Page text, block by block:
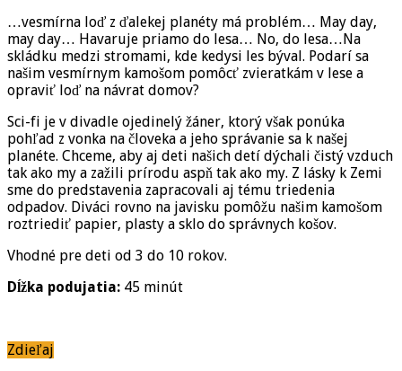
…vesmírna loď z ďalekej planéty má problém… May day,
may day… Havaruje priamo do lesa… No, do lesa…Na
skládku medzi stromami, kde kedysi les býval. Podarí sa
našim vesmírnym kamošom pomôcť zvieratkám v lese a
opraviť loď na návrat domov?
Sci-fi je v divadle ojedinelý žáner, ktorý však ponúka
pohľad z vonka na človeka a jeho správanie sa k našej
planéte. Chceme, aby aj deti našich detí dýchali čistý vzduch
tak ako my a zažili prírodu aspň tak ako my. Z lásky k Zemi
sme do predstavenia zapracovali aj tému triedenia
odpadov. Diváci rovno na javisku pomôžu našim kamošom
roztriediť papier, plasty a sklo do správnych košov.
Vhodné pre deti od 3 do 10 rokov.
Dĺžka podujatia: 45 minút
Zdieľaj